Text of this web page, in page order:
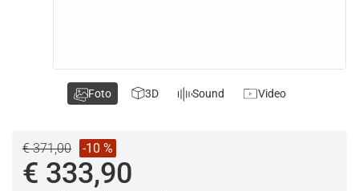
€ 371,00 -10 %
€ 333,90
Foto 3D Sound Video